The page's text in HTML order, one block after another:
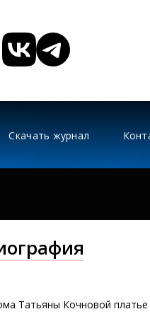
Скачать журнал
Татьяны Кочновой